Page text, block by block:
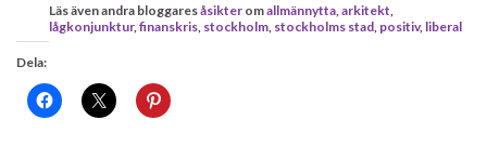
Läs även andra bloggaresåsikter omallmännytta arkitekt
lågkonjunktur, finanskris stockholm stockholms stad positiv, liberal
Dela: